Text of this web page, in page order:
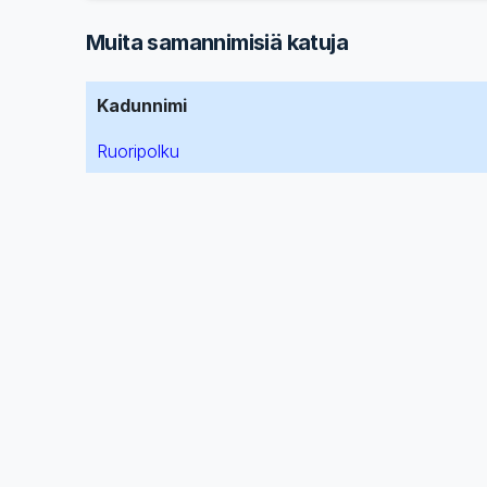
Muita samannimisiä katuja
Kadunnimi
Ruoripolku